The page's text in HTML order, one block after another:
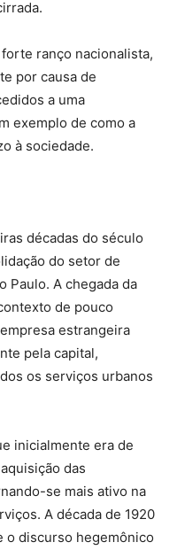
ranço nacionalista,
por causa de
a uma
exemplo de como a
à sociedade.
décadas do século
do setor de
Paulo. A chegada da
de pouco
estrangeira
pela capital,
os serviços urbanos
inicialmente era de
das
se mais ativo na
A década de 1920
o discurso hegemônico